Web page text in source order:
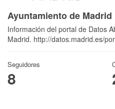
Ayuntamiento de Madrid
Información del portal de Datos
Madrid. http://datos.madrid.es/
Seguidores
8